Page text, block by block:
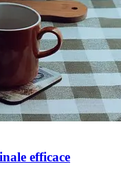
efficace